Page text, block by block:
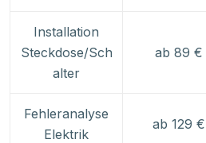
Installation
Steckdose/Sch
alter
ab 89 €
Fehleranalyse
Elektrik
ab 129 €